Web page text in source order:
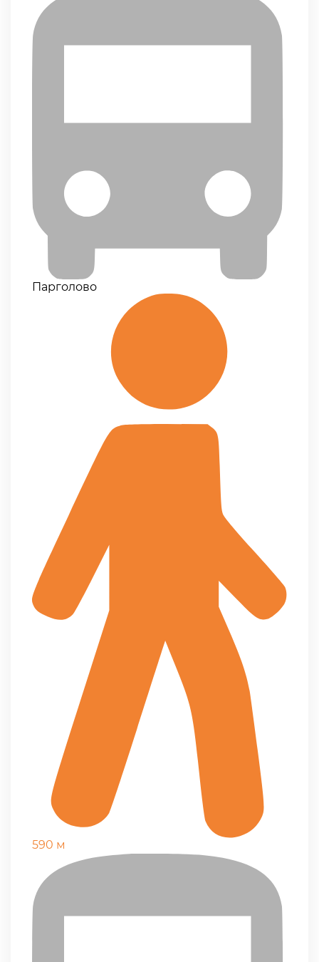
Парголово
590 м